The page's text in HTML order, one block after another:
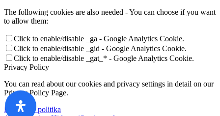
The following cookies are also needed - You can choose if you want
to allow them:
Click to enable/disable _ga - Google Analytics Cookie.
Click to enable/disable _gid - Google Analytics Cookie.
Click to enable/disable _gat_* - Google Analytics Cookie.
Privacy Policy
You can read about our cookies and privacy settings in detail on our
Privacy Policy Page.
Privatumo politika